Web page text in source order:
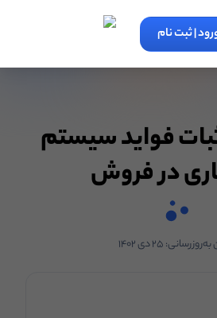
| ثبت نام
اثبات فواید سیستم
در فروش
به‌روزرسانی:۲۵ دی ۱۴۰۲